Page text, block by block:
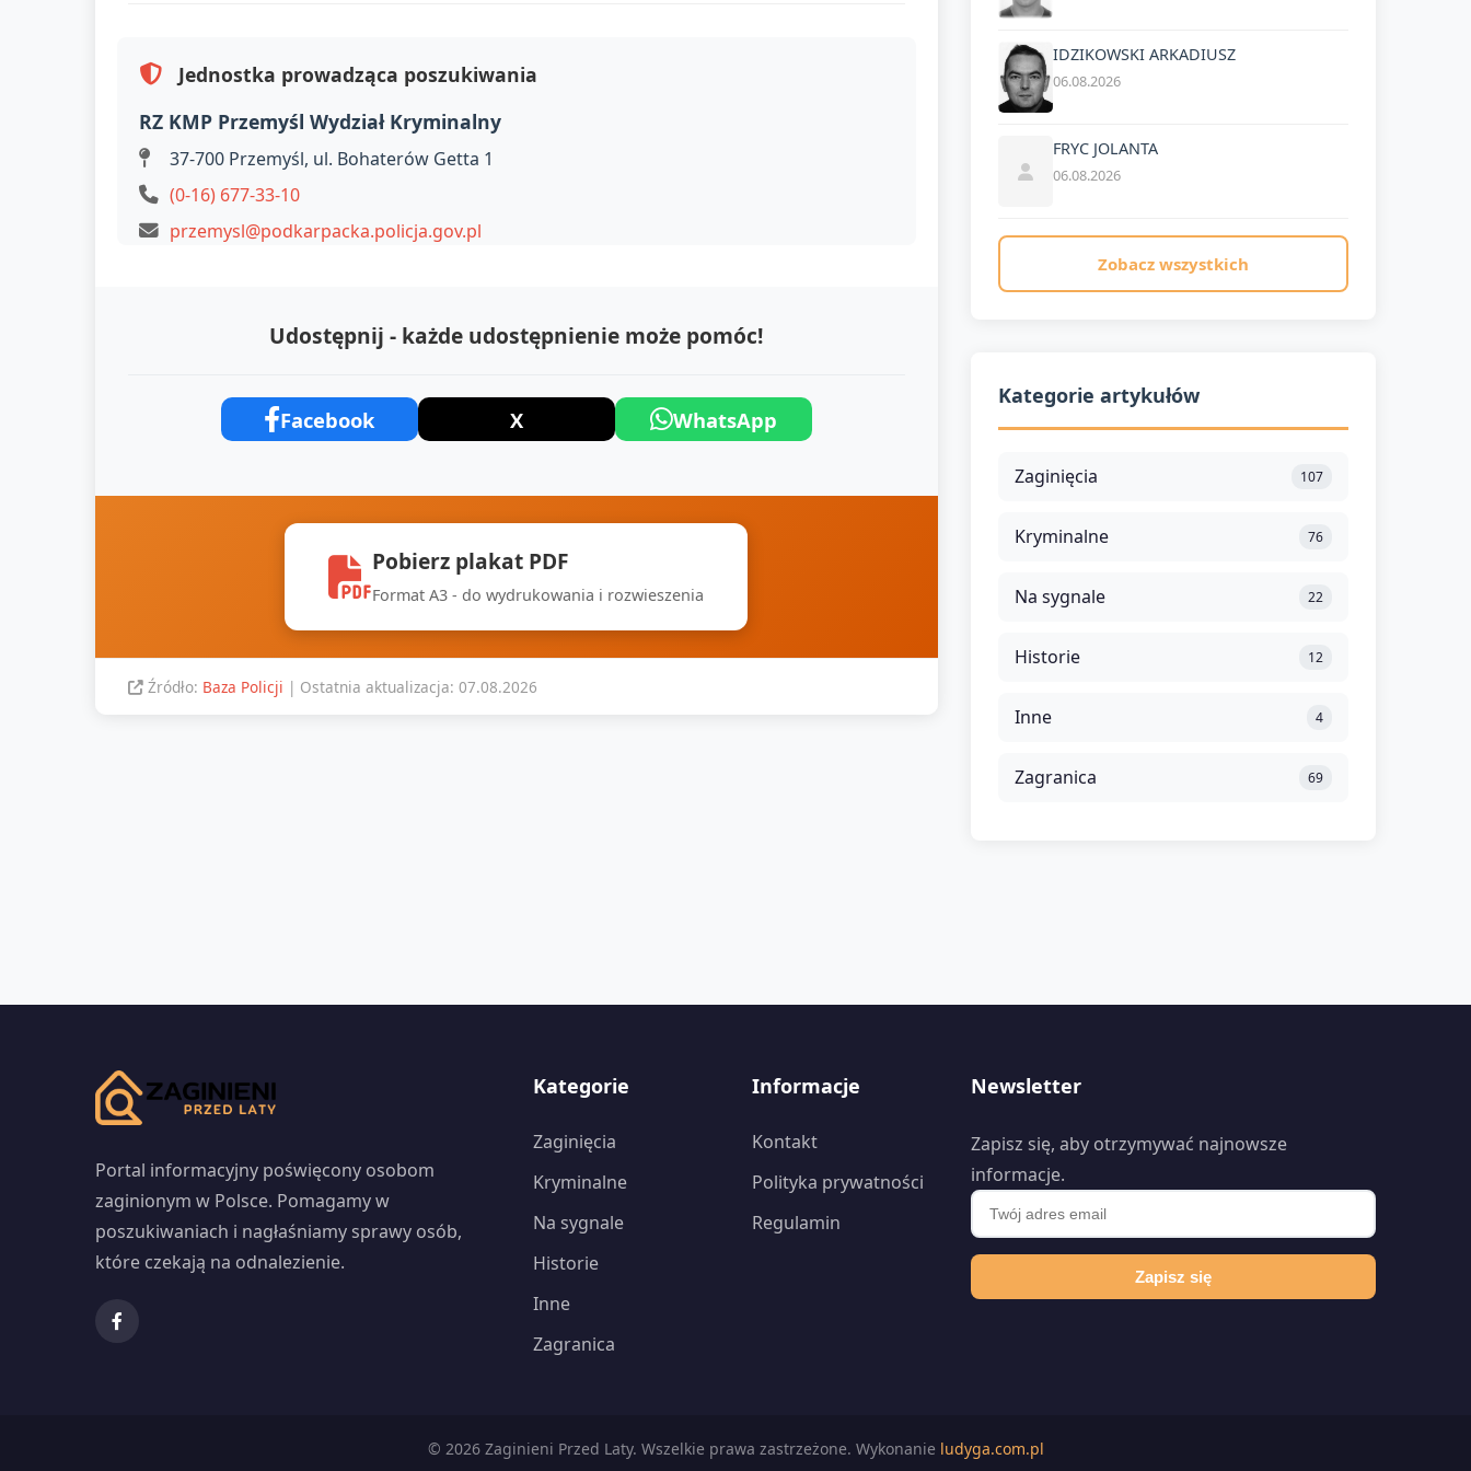
Jednostka prowadząca poszukiwania
RZ KMP Przemyśl Wydział Kryminalny
37-700 Przemyśl, ul. Bohaterów Getta 1
(0-16) 677-33-10
przemysl@podkarpacka.policja.gov.pl
Udostępnij - każde udostępnienie może pomóc!
Facebook X WhatsApp
Pobierz plakat PDF
Format A3 - do wydrukowania i rozwieszenia
Źródło: Baza Policji | Ostatnia aktualizacja: 07.08.2026
IDZIKOWSKI ARKADIUSZ
06.08.2026
FRYC JOLANTA
06.08.2026
Zobacz wszystkich
Kategorie artykułów
Zaginięcia 107
Kryminalne 76
Na sygnale 22
Historie 12
Inne 4
Zagranica 69
Portal informacyjny poświęcony osobom
zaginionym w Polsce. Pomagamy w
poszukiwaniach i nagłaśniamy sprawy osób,
które czekają na odnalezienie.
Kategorie
Zaginięcia
Kryminalne
Na sygnale
Historie
Inne
Zagranica
Informacje
Kontakt
Polityka prywatności
Regulamin
Newsletter
Zapisz się, aby otrzymywać najnowsze
informacje.
Zapisz się
© 2026 Zaginieni Przed Laty. Wszelkie prawa zastrzeżone. Wykonanie ludyga.com.pl